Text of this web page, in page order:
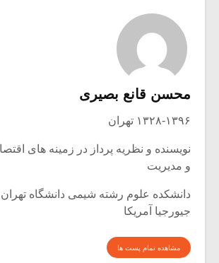
محسن قانع بصیری
۱۳۲۸-۱۳۹۶ تهران
نویسنده و نظریه پرداز در زمینه های
و مدیریت
دانشکده علوم رشته شیمی دانشگاه تهران
جیورجیا آمریکا
مشاهده تمام پست ها